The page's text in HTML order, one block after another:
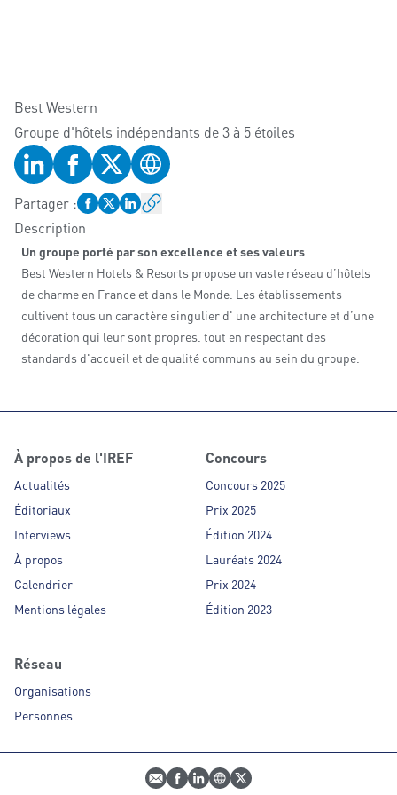
Best Western
Groupe d'hôtels indépendants de 3 à 5 étoiles
Profil LinkedIn
Profil Facebook
Profil Twitter
Site web
Partager :
Description
Un groupe porté par son excellence et ses valeurs
Best Western Hotels & Resorts propose un vaste réseau d’hôtels
de charme en France et dans le Monde. Les établissements
cultivent tous un caractère singulier d' une architecture et d’une
décoration qui leur sont propres. tout en respectant des
standards d'accueil et de qualité communs au sein du groupe.
À propos de l'IREF
Actualités
Éditoriaux
Interviews
À propos
Calendrier
Mentions légales
Concours
Concours 2025
Prix 2025
Édition 2024
Lauréats 2024
Prix 2024
Édition 2023
Réseau
Organisations
Personnes
E-mailProfil Facebook
Profil LinkedIn
Site webProfil Twitter